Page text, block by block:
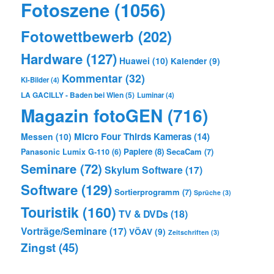
Fotoszene (1056)
Fotowettbewerb (202)
Hardware (127) Huawei (10) Kalender (9)
KI-Bilder(4) Kommentar (32)
LA GACILLY - Baden bei Wien(5) Luminar(4)
Magazin fotoGEN (716)
Messen (10) Micro Four Thirds Kameras(14)
Panasonic Lumix G-110 (6) Papiere (8) SecaCam (7)
Seminare (72) Skylum Software(17)
Software (129) Sortierprogramm (7) Sprüche (3)
Touristik (160) TV & DVDs(18)
Vorträge/Seminare(17) VÖAV (9) Zeitschriften (3)
Zingst(45)